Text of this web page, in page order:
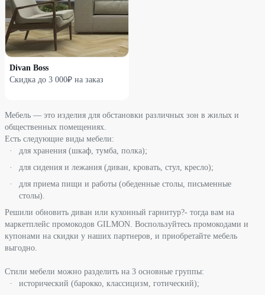
Divan Boss
Скидка до 3 000₽ на заказ
Мебель — это изделия для обстановки различных зон в жилых и
общественных помещениях.
Есть следующие виды мебели:
для хранения (шкаф, тумба, полка);
для сидения и лежания (диван, кровать, стул, кресло);
для приема пищи и работы (обеденные столы, письменные
столы).
Решили обновить диван или кухонный гарнитур?- тогда вам на
маркетплейс промокодов GILMON. Воспользуйтесь промокодами и
купонами на скидки у наших партнеров, и приобретайте мебель
выгодно.
Стили мебели можно разделить на 3 основные группы:
исторический (барокко, классицизм, готический);